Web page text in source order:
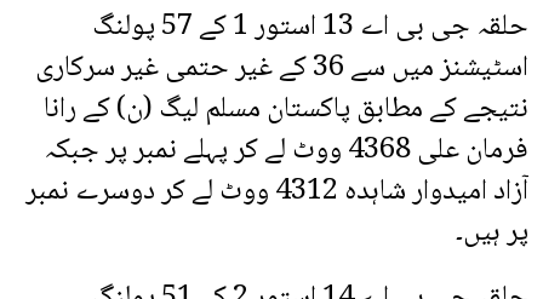
حلقہ جی بی اے 13 استور 1 کے 57 پولنگ
اسٹیشنز میں سے 36 کے غیر حتمی غیر سرکاری
نتیجے کے مطابق پاکستان مسلم لیگ (ن) کے رانا
فرمان علی 4368 ووٹ لے کر پہلے نمبر پر جبکہ
آزاد امیدوار شاہدہ 4312 ووٹ لے کر دوسرے نمبر
پر ہیں۔